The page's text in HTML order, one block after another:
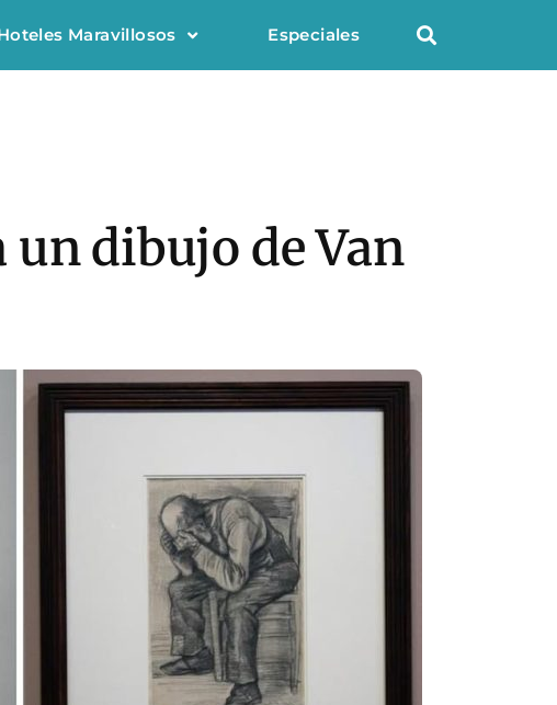
Maravillosos Especiales
un dibujo de Van